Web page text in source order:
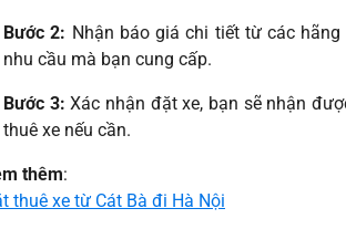
Bước 2: Nhận báo giá chi tiết từ các
nhu cầu mà bạn cung cấp.
Bước 3:Xác nhận đặt xe, bạn sẽ nhận
thuê xe nếu cần.
thêm:
thuê xe từ Cát Bà đi Hà Nội